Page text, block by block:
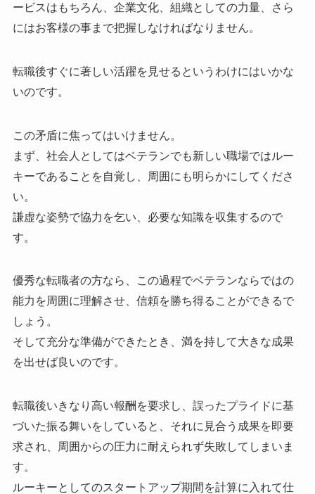
ービスはもちろん、企業文化、組織としての力量、さら
にはお客様の事まで把握しなければなりません。
転職後すぐに著しい活躍を見せるというわけにはいかな
いのです。
この矛盾に焦ってはいけません。
まず、社会人としてはベテランでも新しい職場ではルー
キーであることを自覚し、周囲にも明らかにしてくださ
い。
謙虚な姿勢で協力を乞い、必要な知識を収集するので
す。
優秀な転職者の方なら、この過程でベテランならではの
能力を周囲に理解させ、信頼を勝ち得ることができるで
しょう。
そして充分な準備ができたとき、満を持して大きな成果
を出せば良いのです。
転職後いきなり高い報酬を要求し、誤ったプライドに基
づいた振る舞いをしていると、それに見合う成果を即要
求され、周囲からの圧力に耐えられず失敗してしまいま
す。
ルーキーとしてのスタートアップ期間を計算に入れて仕